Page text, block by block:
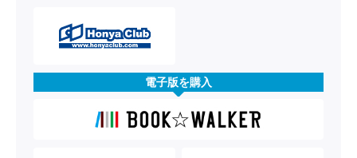
電子版を購入